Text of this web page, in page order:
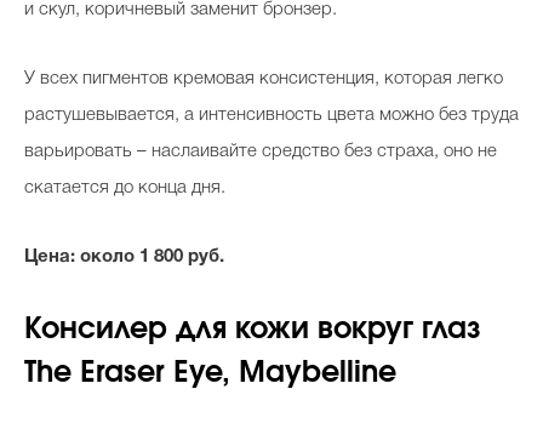
и скул, коричневый заменит бронзер.
У всех пигментов кремовая консистенция, которая легко
растушевывается, а интенсивность цвета можно без труда
варьировать – наслаивайте средство без страха, оно не
скатается до конца дня.
Цена: около 1 800 руб.
Консилер для кожи вокруг глаз
The Eraser Eye, Maybelline